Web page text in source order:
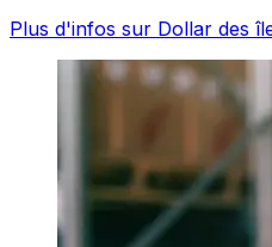
Plus d'infos sur Dollar des